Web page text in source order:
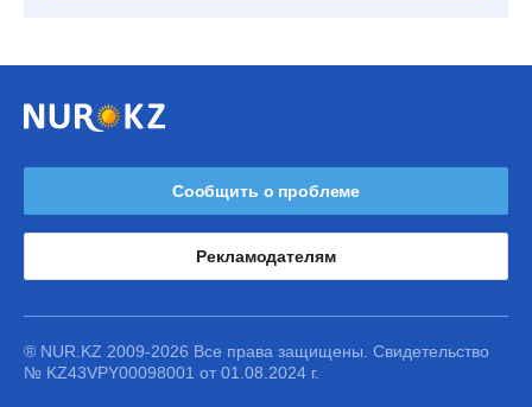
Сообщить о проблеме
Рекламодателям
® NUR.KZ 2009-2026 Все права защищены. Свидетельство
№ KZ43VPY00098001 от 01.08.2024 г.